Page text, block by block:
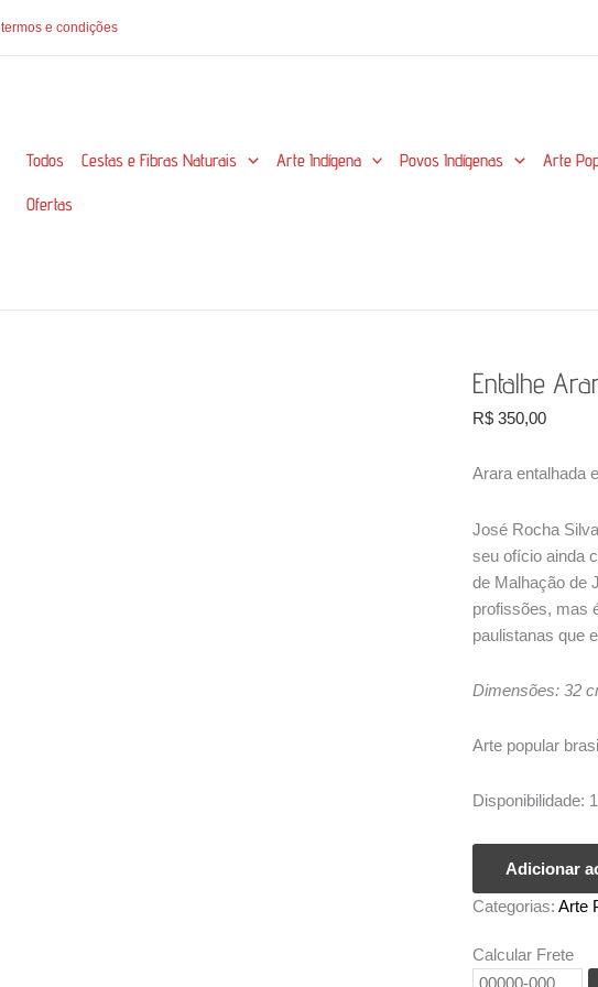
termos e condições
Todos Cestas e Fibras Naturais Arte Indígena Povos Indígenas Arte
Ofertas
Entalhe
R$ 350,00
Arara entalhada
José Rocha
seu ofício ainda
de Malhação de
profissões, mas
paulistanas que
Dimensões: 32
Arte popular
Disponibilidade:
-
Zé
Adicionar
Categorias: Arte
Calcular Frete